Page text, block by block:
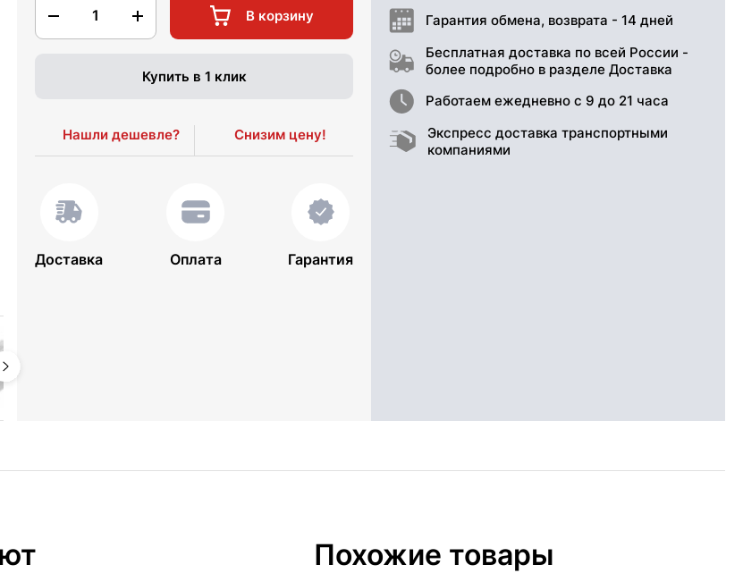
1 В корзину
Купить в 1 клик
Нашли дешевле? Снизим цену!
Доставка Оплата Гарантия
Гарантия обмена, возврата - 14 дней
Бесплатная доставка по всей России -
более подробно в разделе Доставка
Работаем ежедневно с 9 до 21 часа
Экспресс доставка транспортными
компаниями
Похожие товары